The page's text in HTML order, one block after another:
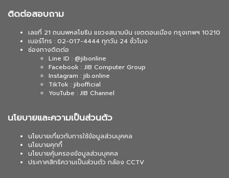
ติดต่อสอบถาม
เลขที่ 21 ถนนพหลโยธิน แขวงสนามบิน เขตดอนเมือง กรุงเทพฯ 10210
เบอร์โทร : 02-017-4444 ทุกวัน 24 ชั่วโมง
ช่องทางติดต่อ
Line ID : @jibonline
Facebook : JIB Computer Group
Instagram : jib.online
TikTok : jibofficial
YouTube : JIB Channel
นโยบายและความเป็นส่วนตัว
นโยบายเกี่ยวกับการใช้ข้อมูลส่วนบุคคล
นโยบายคุกกี้
นโยบายคุ้มครองข้อมูลส่วนบุคคล
ประกาศสิทธิความเป็นส่วนตัว กล้อง CCTV